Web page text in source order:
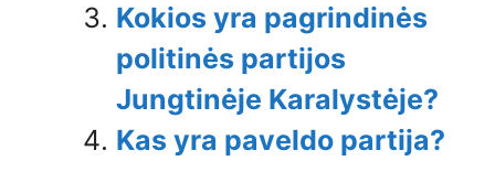
Kokios yra pagrindinės
politinės partijos
Jungtinėje Karalystėje?
Kas yra paveldo partija?